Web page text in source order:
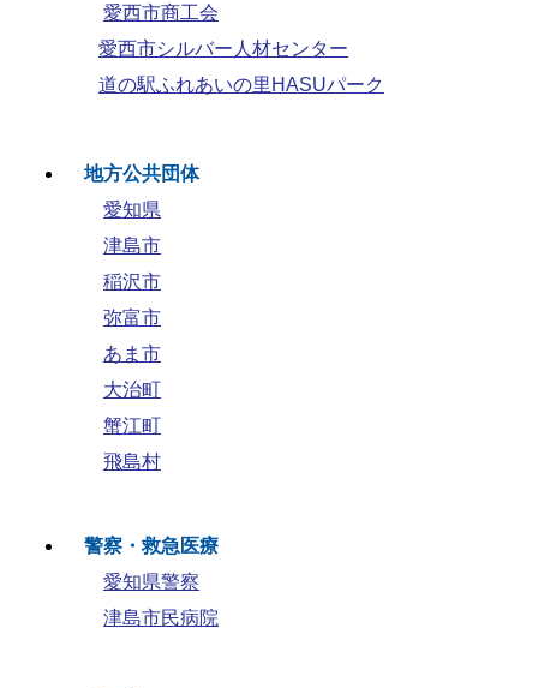
愛西市商工会
愛西市シルバー人材センター
道の駅ふれあいの里HASUパーク
地方公共団体
愛知県
津島市
稲沢市
弥富市
あま市
大治町
蟹江町
飛島村
警察・救急医療
愛知県警察
津島市民病院